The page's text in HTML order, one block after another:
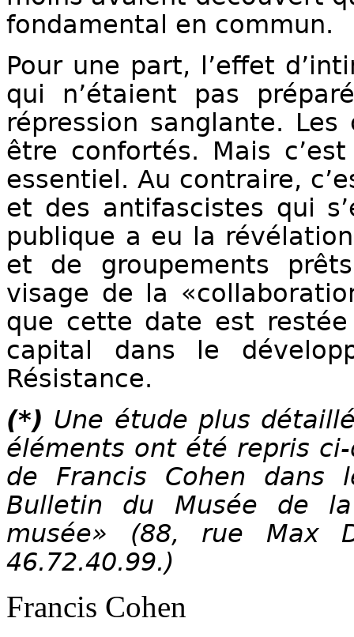
fondamental en commun.
Pour une part, l’effet
qui n’étaient pas
répression sanglante.
être confortés. Mais
essentiel. Au contraire,
et des antifascistes qui
publique a eu la
et de groupements
visage de la
que cette date est
capital dans le
Résistance.
(*) Une étude plus
éléments ont été repris
de Francis Cohen
Bulletin du Musée de
musée» (88, rue Max
46.72.40.99.)
Francis Cohen